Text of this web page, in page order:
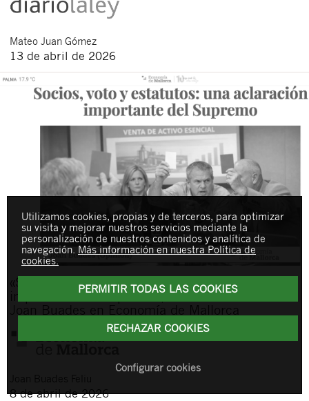
Mateo Juan Gómez
13 de abril de 2026
«Socios, voto y estatutos: una aclaración
importante del Supremo», nuevo artículo de
8 de abril de 2026
Utilizamos cookies, propias y de terceros, para optimizar
su visita y mejorar nuestros servicios mediante la
personalización de nuestros contenidos y analítica de
navegación. Más información en nuestra Política de
cookies.
PERMITIR TODAS LAS COOKIES
RECHAZAR COOKIES
Configurar cookies